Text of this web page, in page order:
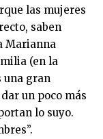
las mujeres
saben
Marianna
(en la
una gran
un poco más
lo suyo.